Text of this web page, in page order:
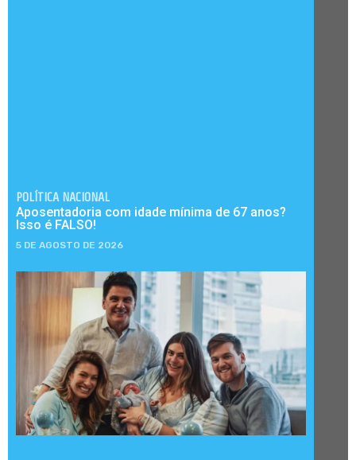
POLÍTICA NACIONAL
Aposentadoria com idade mínima de 67 anos?
Isso é FALSO!
5 DE AGOSTO DE 2026